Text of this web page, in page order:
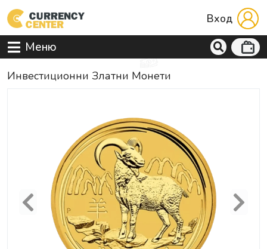
Вход
Меню
Инвестиционни Златни Монети
Previous Next